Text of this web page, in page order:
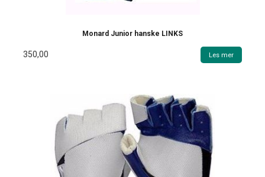
Monard Junior hanske LINKS
350,00 Les mer